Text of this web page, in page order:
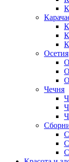
Осетия
Чечня